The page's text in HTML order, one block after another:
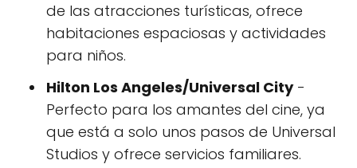
de las atracciones turísticas, ofrece
habitaciones espaciosas y actividades
para niños.
Hilton Los Angeles/Universal City-
Perfecto para los amantes del cine, ya
que está a solo unos pasos de Universal
Studios y ofrece servicios familiares.